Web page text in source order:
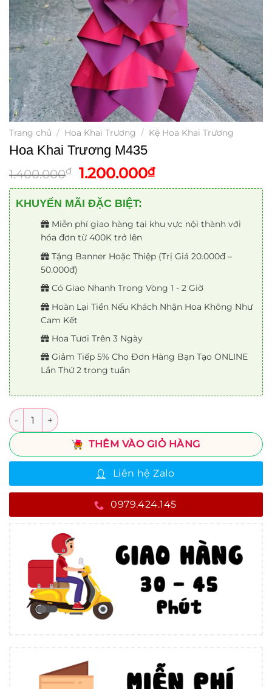
Trang chủ / Hoa Khai Trương / Kệ Hoa Khai Trương
Hoa Khai Trương M435
1.400.000₫
Giá
gốc
là:
1.400.000₫.
1.200.000₫Giá
hiện
là:
1.200.000₫.
KHUYẾN MÃI ĐẶC BIỆT:
Miễn phí giao hàng tại khu vực nội thành với
hóa đơn từ 400K trở lên
Tặng Banner Hoặc Thiệp (Trị Giá 20.000đ –
50.000đ)
Có Giao Nhanh Trong Vòng 1 - 2 Giờ
Hoàn Lại Tiền Nếu Khách Nhận Hoa Không Như
Cam Kết
Hoa Tươi Trên 3 Ngày
Giảm Tiếp 5% Cho Đơn Hàng Bạn Tạo ONLINE
Lần Thứ 2 trong tuần
Số lượng
THÊM VÀO GIỎ HÀNG
Liên hệ Zalo
0979.424.145